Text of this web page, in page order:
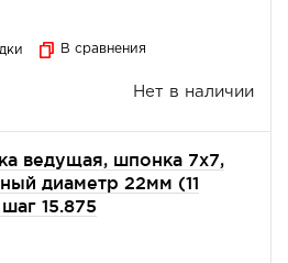
В сравнения
Нет в наличии
ведущая, шпонка 7х7,
диаметр 22мм (11
15.875